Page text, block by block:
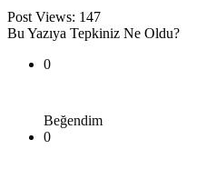
Post Views: 147
Bu Yazıya Tepkiniz Ne Oldu?
0
Beğendim
0